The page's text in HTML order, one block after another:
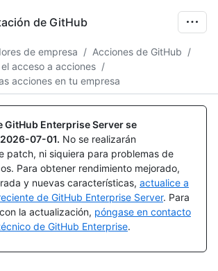
de GitHub
de empresa / Acciones de GitHub /
acceso a acciones /
acciones en tu empresa
GitHub Enterprise Server se
2026-07-01. No se realizarán
patch, ni siquiera para problemas de
Para obtener rendimiento mejorado,
y nuevas características, actualice a
de GitHub Enterprise Server. Para
la actualización, póngase en contacto
de GitHub Enterprise.